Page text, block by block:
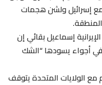
إسرائيل ولشن هجمات
إسماعيل بقائي إن
أجواء يسودها “الشك
مع الولايات المتحدة يتوقف